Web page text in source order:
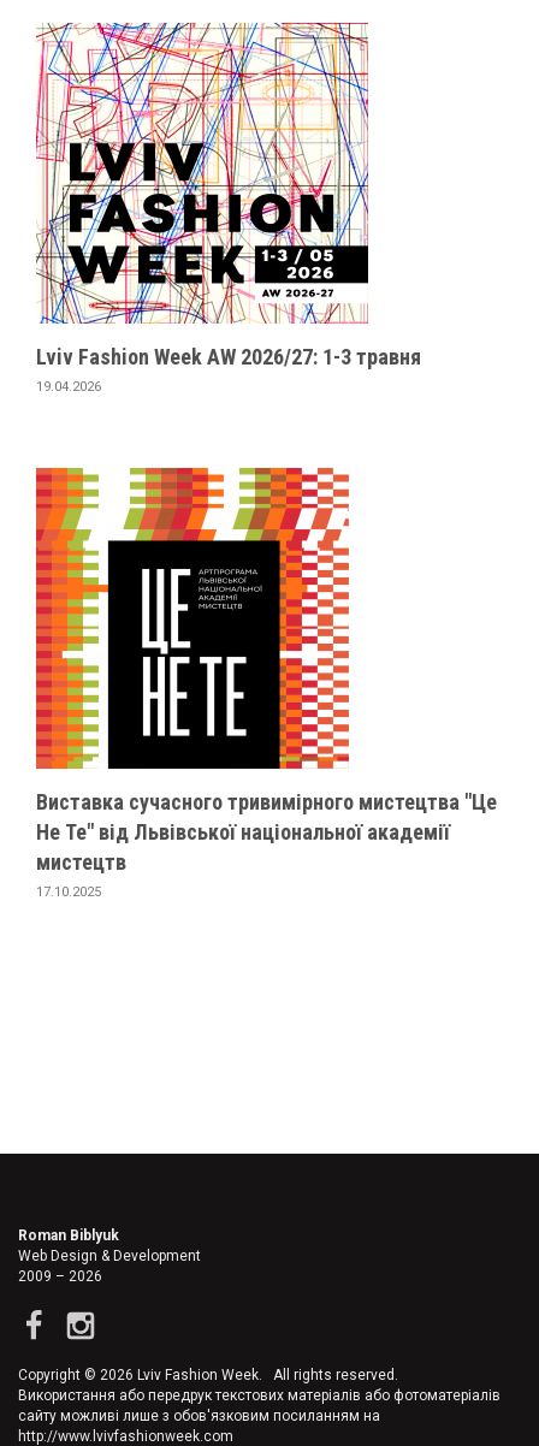
Lviv Fashion Week AW 2026/27: 1-3 травня
19.04.2026
Виставка сучасного тривимірного мистецтва "Це
Не Те" від Львівської національної академії
мистецтв
17.10.2025
Roman Biblyuk
Web Design & Development
2009 – 2026
Copyright © 2026 Lviv Fashion Week. All rights reserved.
Використання або передрук текстових матеріалів або фотоматеріалів
сайту можливі лише з обов'язковим посиланням на
http://www.lvivfashionweek.com